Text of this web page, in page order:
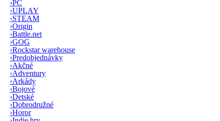
›PC
›UPLAY
›STEAM
›Origin
›Battle.net
›GOG
›Rockstar warehouse
›Predobjednávky
›Akčné
›Adventury
›Arkády
›Bojové
›Detské
›Dobrodružné
›Horor